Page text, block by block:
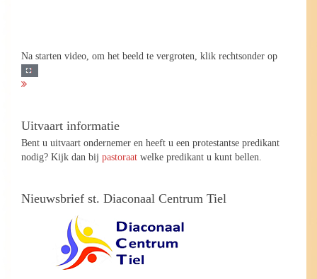
Na starten video, om het beeld te vergroten, klik rechtsonder op
Uitvaart informatie
Bent u uitvaart ondernemer en heeft u een protestantse predikant
nodig? Kijk dan bij pastoraat welke predikant u kunt bellen.
Nieuwsbrief st. Diaconaal Centrum Tiel